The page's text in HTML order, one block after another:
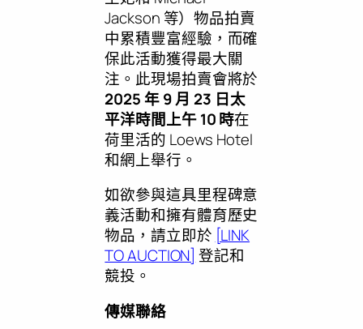
Jackson 等）物品拍賣
中累積豐富經驗，而確
保此活動獲得最大關
注。此現場拍賣會將於
2025 年 9 月 23 日太
平洋時間上午 10 時在
荷里活的 Loews Hotel
和網上舉行。
如欲參與這具里程碑意
義活動和擁有體育歷史
物品，請立即於 [LINK
TO AUCTION] 登記和
競投。
傳媒聯絡